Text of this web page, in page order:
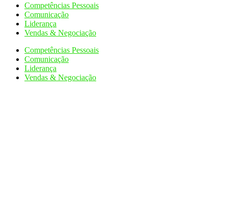
Competências Pessoais
Comunicação
Liderança
Vendas & Negociação
Competências Pessoais
Comunicação
Liderança
Vendas & Negociação